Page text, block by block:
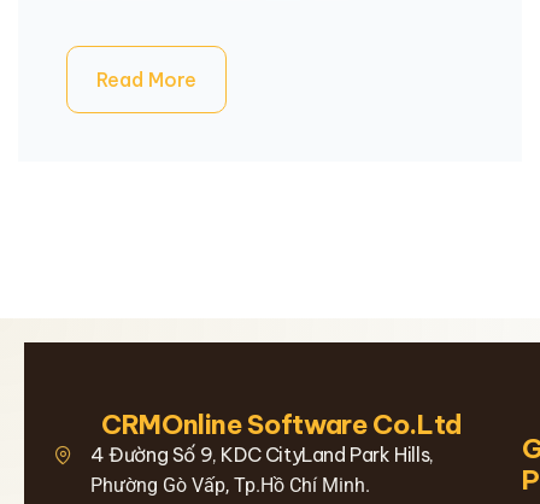
Read More
CRMOnline Software Co.Ltd
4 Đường Số 9, KDC CityLand Park Hills,
Phường Gò Vấp, Tp.Hồ Chí Minh.